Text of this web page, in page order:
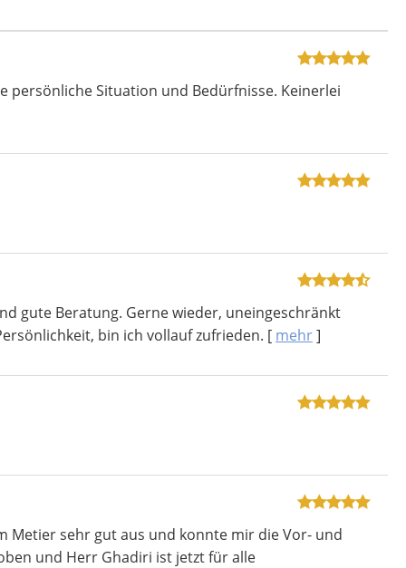
persönliche Situation und Bedürfnisse. Keinerlei
gute Beratung. Gerne wieder, uneingeschränkt
bin ich vollauf zufrieden. [ mehr]
Metier sehr gut aus und konnte mir die Vor- und
und Herr Ghadiri ist jetzt für alle